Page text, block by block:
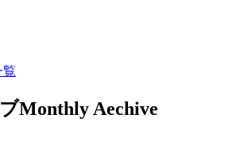
覧
Monthly Aechive